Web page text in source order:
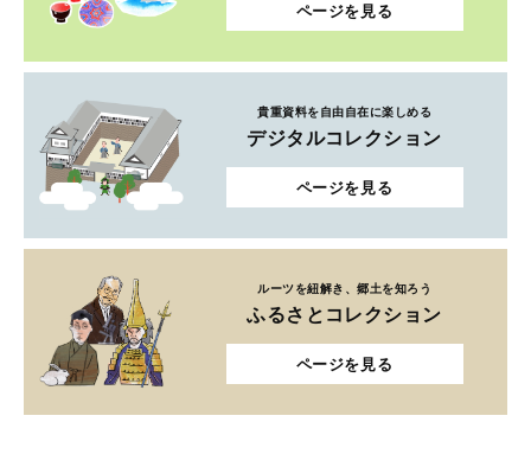
ページを見る
貴重資料を自由自在に楽しめる
デジタルコレクション
ページを見る
ルーツを紐解き、郷土を知ろう
ふるさとコレクション
ページを見る